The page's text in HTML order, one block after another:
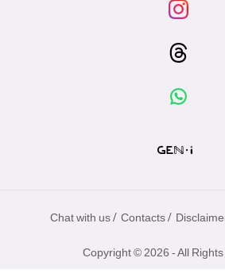
Chat with us / Contacts /
Copyright © 2026 - All